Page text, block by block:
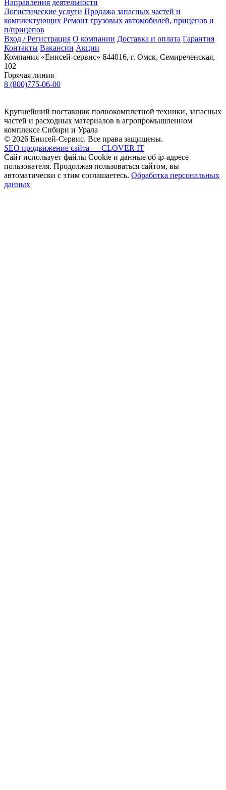
Направления деятельности
Логистические услуги Продажа запасных частей и
комплектующих Ремонт грузовых автомобилей, прицепов и
п/прицепов
Вход / Регистрация О компании Доставка и оплата Гарантия
Контакты Вакансии Акции
Компания «Енисей-сервис» 644016, г. Омск, Семиреченская,
102
Горячая линия
8 (800)775-06-00
Крупнейший поставщик полнокомплетной техники, запасных
частей и расходных материалов в агропромышленном
комплексе Сибири и Урала
© 2026 Енисей-Сервис. Все права защищены.
SEO продвижение сайта — CLOVER IT
Сайт использует файлы Cookie и данные об ip-адресе
пользователя. Продолжая пользоваться сайтом, вы
автоматически с этим соглашаетесь. Обработка персональных
данных